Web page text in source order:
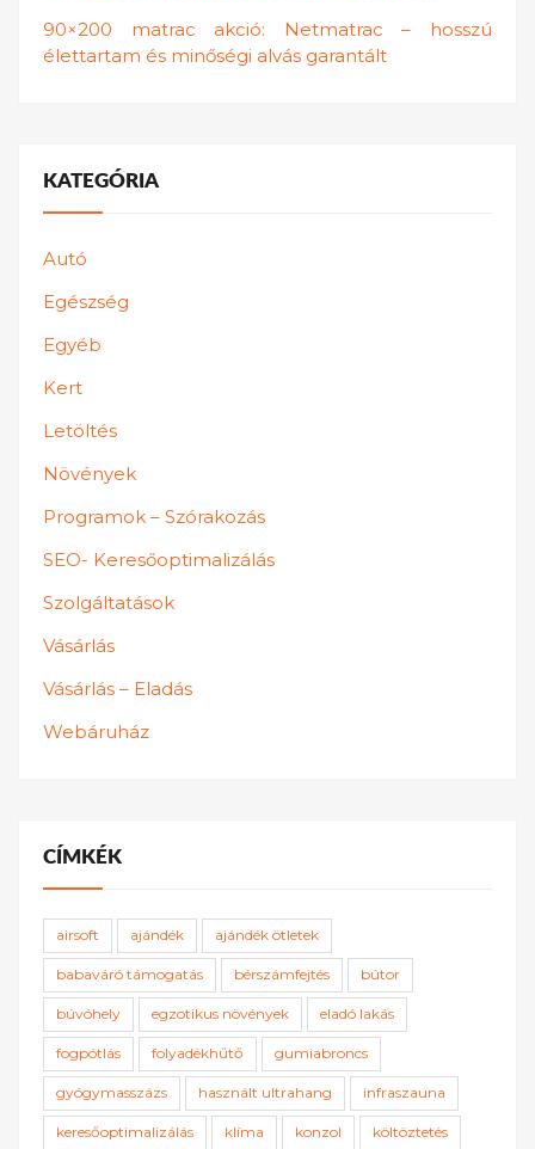
90×200 matrac akció: Netmatrac – hosszú
élettartam és minőségi alvás garantált
KATEGÓRIA
Autó
Egészség
Egyéb
Kert
Letöltés
Növények
Programok – Szórakozás
SEO- Keresőoptimalizálás
Szolgáltatások
Vásárlás
Vásárlás – Eladás
Webáruház
CÍMKÉK
airsoft ajándék ajándék ötletek
babaváró támogatás bérszámfejtés bútor
búvóhely egzotikus növények eladó lakás
fogpótlás folyadékhűtő gumiabroncs
gyógymasszázs használt ultrahang infraszauna
keresőoptimalizálás klíma konzol költöztetés